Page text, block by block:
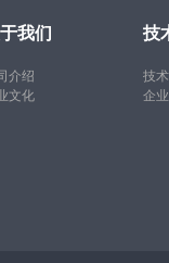
我们
介绍
文化
技
技
企